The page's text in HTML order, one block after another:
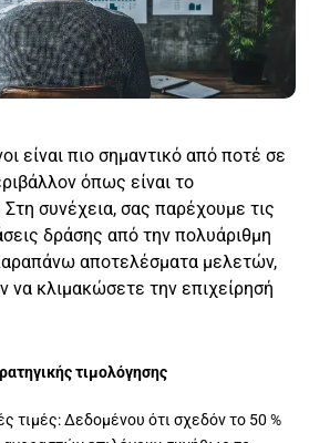
είναι πιο σημαντικό από ποτέ σε
όπως είναι το
Στη συνέχεια, σας παρέχουμε τις
δράσης από την πολυάριθμη
αποτελέσματα μελετών,
να κλιμακώσετε την επιχείρησή
τιμολόγησης
τιμές: Δεδομένου ότι σχεδόν το 50 %